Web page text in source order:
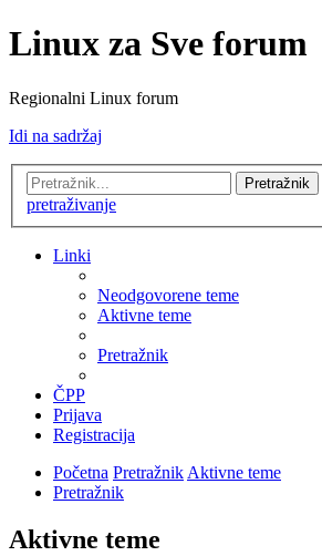
Linux za Sve forum
Regionalni Linux forum
Idi na sadržaj
Pretražnik
pretraživanje
Linki
Neodgovorene teme
Aktivne teme
Pretražnik
ČPP
Prijava
Registracija
Početna PretražnikAktivne teme
Pretražnik
Aktivne teme